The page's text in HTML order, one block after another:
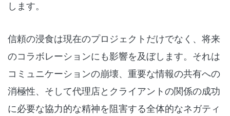
します。
信頼の浸食は現在のプロジェクトだけでなく、将来
のコラボレーションにも影響を及ぼします。それは
コミュニケーションの崩壊、重要な情報の共有への
消極性、そして代理店とクライアントの関係の成功
に必要な協力的な精神を阻害する全体的なネガティ